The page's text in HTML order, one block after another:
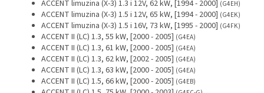
ACCENT limuzina (X-3) 1.3 i 12V, 62 kW, [1994 - 2000] (G4EH)
ACCENT limuzina (X-3) 1.5 i 12V, 65 kW, [1994 - 2000] (G4EK)
ACCENT limuzina (X-3) 1.5 i 16V, 73 kW, [1995 - 2000] (G4FK)
ACCENT II (LC) 1.3, 55 kW, [2000 - 2005] (G4EA)
ACCENT II (LC) 1.3, 61 kW, [2000 - 2005] (G4EA)
ACCENT II (LC) 1.3, 62 kW, [2002 - 2005] (G4EA)
ACCENT II (LC) 1.3, 63 kW, [2000 - 2005] (G4EA)
ACCENT II (LC) 1.5, 66 kW, [2000 - 2005] (G4EB)